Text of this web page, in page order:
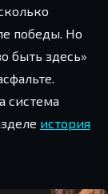
победы. Но
быть здесь»
система
история